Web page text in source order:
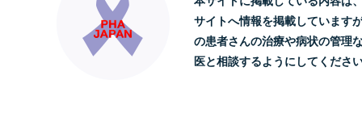
サイトへ情報を掲載しています
の患者さんの治療や病状の管理
医と相談するようにしてくださ